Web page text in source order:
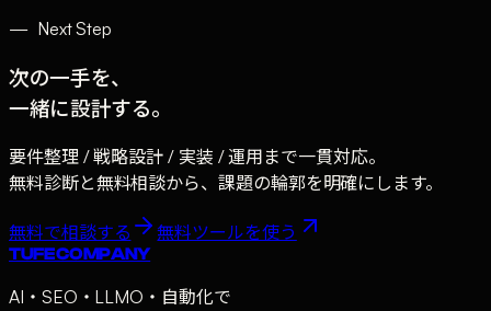
—Next Step
次の一手を、
一緒に設計する。
要件整理 / 戦略設計 / 実装 / 運用まで一貫対応。
無料診断と無料相談から、課題の輪郭を明確にします。
無料で相談する 無料ツールを使う
TUFE COMPANY
AI・SEO・LLMO・自動化で